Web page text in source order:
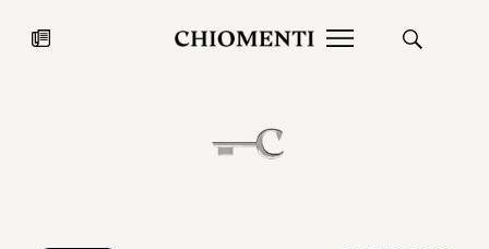
27 LUG 2026